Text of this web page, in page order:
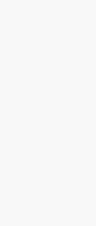
nechyběla
kterou
které